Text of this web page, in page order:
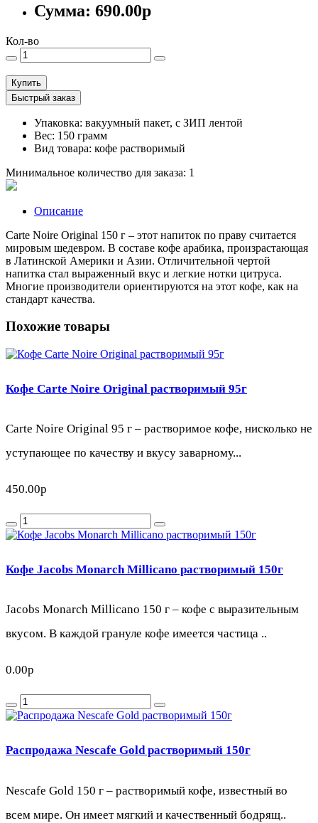
Сумма: 690.00р
Кол-во
Купить
Быстрый заказ
Упаковка: вакуумный пакет, с ЗИП лентой
Вес: 150 грамм
Вид товара: кофе растворимый
Минимальное количество для заказа: 1
Описание
Carte Noire Original 150 г – этот напиток по праву считается
мировым шедевром. В составе кофе арабика, произрастающая
в Латинской Америки и Азии. Отличительной чертой
напитка стал выраженный вкус и легкие нотки цитруса.
Многие производители ориентируются на этот кофе, как на
стандарт качества.
Похожие товары
Кофе Carte Noire Original растворимый 95г
Carte Noire Original 95 г – растворимое кофе, нисколько не
уступающее по качеству и вкусу заварному...
450.00р
Кофе Jacobs Monarch Millicano растворимый 150г
Jacobs Monarch Millicano 150 г – кофе с выразительным
вкусом. В каждой грануле кофе имеется частица ..
0.00р
Распродажа Nescafe Gold растворимый 150г
Nescafe Gold 150 г – растворимый кофе, известный во
всем мире. Он имеет мягкий и качественный бодрящ..